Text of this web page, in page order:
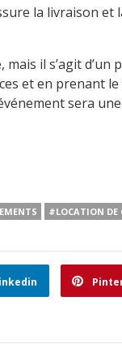
la livraison et
il s’agit d’un
et en prenant le
sera
#LOCATION DE